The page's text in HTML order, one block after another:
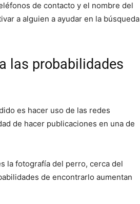
de contacto y el nombre del
a alguien a ayudar en la búsqueda
las probabilidades
es hacer uso de las redes
de hacer publicaciones en una de
la fotografía del perro, cerca del
de encontrarlo aumentan